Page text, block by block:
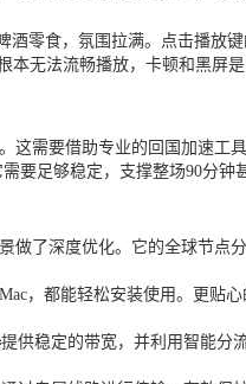
零食，氛围拉满。点击播放
本无法流畅播放，卡顿和黑
需要借助专业的回国加速
要足够稳定，支撑整场90分
做了深度优化。它的全球节
，都能轻松安装使用。更
提供稳定的带宽，并利用智能分